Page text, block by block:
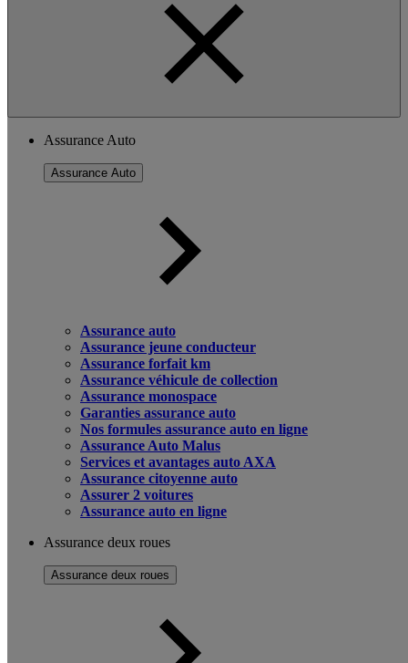
Assurance Auto
Assurance Auto
Assurance auto
Assurance jeune conducteur
Assurance forfait km
Assurance véhicule de collection
Assurance monospace
Garanties assurance auto
Nos formules assurance auto en ligne
Assurance Auto Malus
Services et avantages auto AXA
Assurance citoyenne auto
Assurer 2 voitures
Assurance auto en ligne
Assurance deux roues
Assurance deux roues